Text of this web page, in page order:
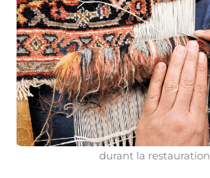
durant la restauration